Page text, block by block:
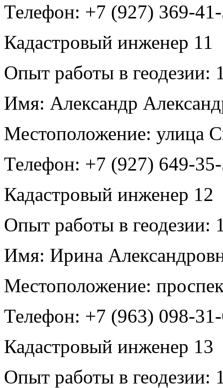
Телефон: +7 (927) 369-
Кадастровый инженер 11
Опыт работы в геодезии:
Имя: Александр
Местоположение: улица
Телефон: +7 (927) 649-
Кадастровый инженер 12
Опыт работы в геодезии:
Имя: Ирина
Местоположение:
Телефон: +7 (963) 098-
Кадастровый инженер 13
Опыт работы в геодезии: